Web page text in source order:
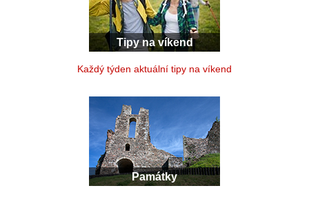
Tipy na víkend
Každý týden aktuální tipy na víkend
Památky